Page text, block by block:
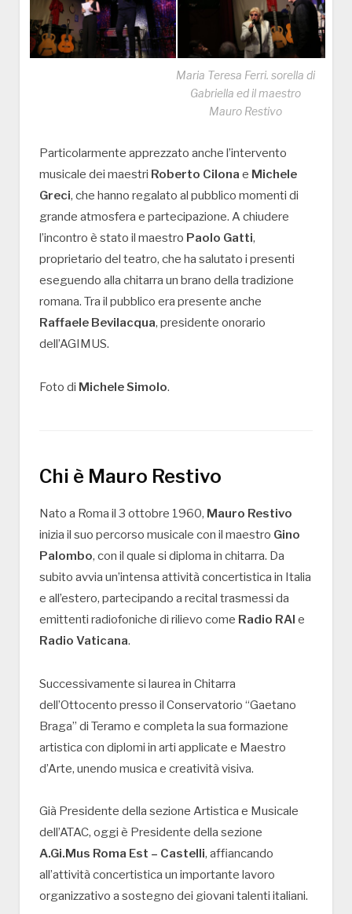
Maria Teresa Ferri. sorella di
Gabriella ed il maestro
Mauro Restivo
Particolarmente apprezzato anche l’intervento
musicale dei maestri Roberto Cilona e Michele
Greci, che hanno regalato al pubblico momenti di
grande atmosfera e partecipazione. A chiudere
l’incontro è stato il maestro Paolo Gatti,
proprietario del teatro, che ha salutato i presenti
eseguendo alla chitarra un brano della tradizione
romana. Tra il pubblico era presente anche
Raffaele Bevilacqua, presidente onorario
dell’AGIMUS.
Foto di Michele Simolo.
Chi è Mauro Restivo
Nato a Roma il 3 ottobre 1960, Mauro Restivo
inizia il suo percorso musicale con il maestro Gino
Palombo, con il quale si diploma in chitarra. Da
subito avvia un’intensa attività concertistica in Italia
e all’estero, partecipando a recital trasmessi da
emittenti radiofoniche di rilievo come Radio RAI e
Radio Vaticana.
Successivamente si laurea in Chitarra
dell’Ottocento presso il Conservatorio “Gaetano
Braga” di Teramo e completa la sua formazione
artistica con diplomi in arti applicate e Maestro
d’Arte, unendo musica e creatività visiva.
Già Presidente della sezione Artistica e Musicale
dell’ATAC, oggi è Presidente della sezione
A.Gi.Mus Roma Est – Castelli, affiancando
all’attività concertistica un importante lavoro
organizzativo a sostegno dei giovani talenti italiani.